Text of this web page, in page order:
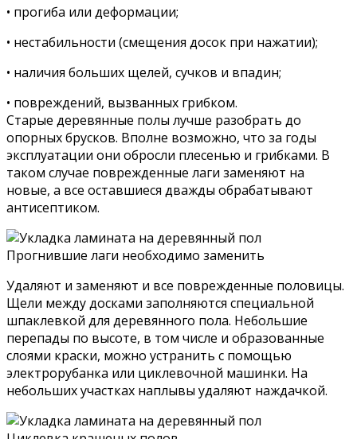
• прогиба или деформации;
• нестабильности (смещения досок при нажатии);
• наличия больших щелей, сучков и впадин;
• повреждений, вызванных грибком.
Старые деревянные полы лучше разобрать до
опорных брусков. Вполне возможно, что за годы
эксплуатации они обросли плесенью и грибками. В
таком случае поврежденные лаги заменяют на
новые, а все оставшиеся дважды обрабатывают
антисептиком.
Прогнившие лаги необходимо заменить
Удаляют и заменяют и все поврежденные половицы.
Щели между досками заполняются специальной
шпаклевкой для деревянного пола. Небольшие
перепады по высоте, в том числе и образованные
слоями краски, можно устранить с помощью
электрорубанка или циклевочной машинки. На
небольших участках наплывы удаляют наждачкой.